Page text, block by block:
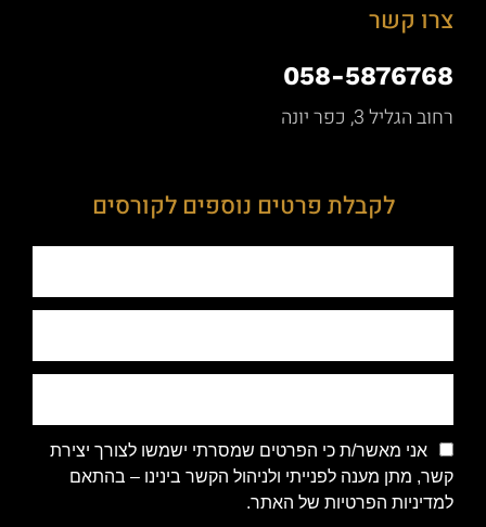
צרו קשר
058-5876768
רחוב הגליל 3, כפר יונה
לקבלת פרטים נוספים לקורסים
אני מאשר/ת כי הפרטים שמסרתי ישמשו לצורך יצירת
קשר, מתן מענה לפנייתי ולניהול הקשר בינינו – בהתאם
למדיניות הפרטיות של האתר.